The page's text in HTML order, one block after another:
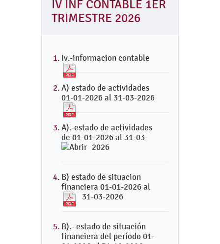
IV INF CONTABLE 1ER
TRIMESTRE 2026
Iv.-informacion contable
A) estado de actividades
01-01-2026 al 31-03-2026
A).-estado de actividades
de 01-01-2026 al 31-03-
2026
B) estado de situacion
financiera 01-01-2026 al
31-03-2026
B).- estado de situación
financiera del período 01-